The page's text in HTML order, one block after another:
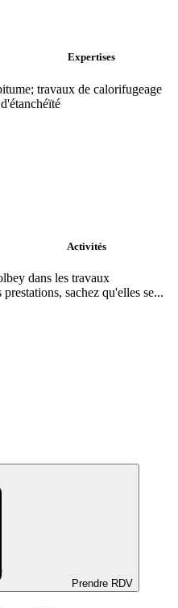
Expertises
travaux de calorifugeage
Activités
dans les travaux
sachez qu'elles se...
Prendre RDV